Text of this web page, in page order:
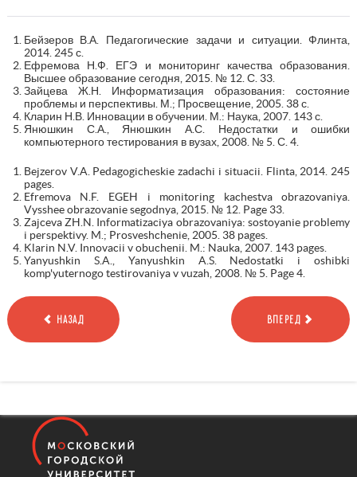
Бейзеров В.А. Педагогические задачи и ситуации. Флинта,
2014. 245 с.
Ефремова Н.Ф. ЕГЭ и мониторинг качества образования.
Высшее образование сегодня, 2015. № 12. С. 33.
Зайцева Ж.Н. Информатизация образования: состояние
проблемы и перспективы. М.; Просвещение, 2005. 38 с.
Кларин Н.В. Инновации в обучении. М.: Наука, 2007. 143 с.
Янюшкин С.А., Янюшкин А.С. Недостатки и ошибки
компьютерного тестирования в вузах, 2008. № 5. С. 4.
Bejzerov V.A. Pedagogicheskie zadachi i situacii. Flinta, 2014. 245
pages.
Efremova N.F. EGEH i monitoring kachestva obrazovaniya.
Vysshee obrazovanie segodnya, 2015. № 12. Page 33.
Zajceva ZH.N. Informatizaciya obrazovaniya: sostoyanie problemy
i perspektivy. M.; Prosveshchenie, 2005. 38 pages.
Klarin N.V. Innovacii v obuchenii. M.: Nauka, 2007. 143 pages.
Yanyushkin S.A., Yanyushkin A.S. Nedostatki i oshibki
komp'yuternogo testirovaniya v vuzah, 2008. № 5. Page 4.
НАЗАД ВПЕРЕД